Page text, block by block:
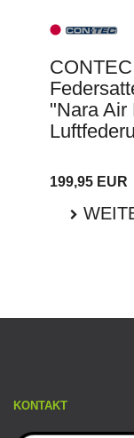
"Nara Air
199,95 EUR
KONTAKT